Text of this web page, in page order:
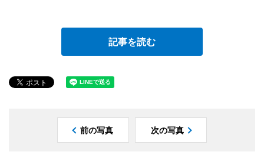
記事を読む
前の写真 次の写真